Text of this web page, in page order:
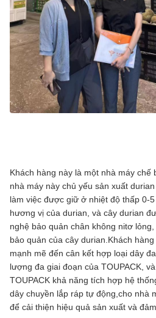
Khách hàng này là một nhà máy chế
nhà máy này chủ yếu sản xuất
làm việc được giữ ở nhiệt độ thấp 0-
hương vị của durian, và cây durian
nghệ bảo quản chân không nitơ
bảo quản của cây durian.Khách
mạnh mẽ đến cân kết hợp loại dây
lượng đa giai đoạn của TOUPACK,
TOUPACK khả năng tích hợp hệ
dây chuyền lắp ráp tự động,cho nhà
để cải thiện hiệu quả sản xuất và